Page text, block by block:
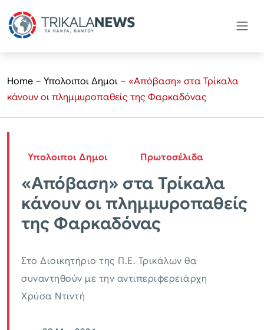
Home – Υπολοιποι Δημοι – «Απόβαση» στα Τρίκαλα
κάνουν οι πλημμυροπαθείς της Φαρκαδόνας
Υπολοιποι Δημοι Πρωτοσέλιδα
«Απόβαση» στα Τρίκαλα
κάνουν οι πλημμυροπαθείς
της Φαρκαδόνας
Στο Διοικητήριο της Π.Ε. Τρικάλων θα
συναντηθούν με την αντιπεριφερειάρχη
Χρύσα Ντιντή